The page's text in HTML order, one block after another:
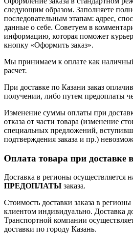
следующим образом. Заполняете
последовательным этапам: адрес,
данные о себе. Советуем в
информацию, которая поможет
кнопку «Оформить заказ».
Мы принимаем к оплате как
расчет.
При доставке по Казани заказ
получении, либо путем предоплаты
Изменение суммы оплаты при
отказа от части товара (изменение
специальных предложений,
подтверждения заказа и пр.)
Оплата товара при доставке
Доставка в регионы осуществляется
ПРЕДОПЛАТЫ заказа.
Стоимость доставки заказа в
клиентом индивидуально. Доставка
Транспортной компании
доставки по городу Казань.